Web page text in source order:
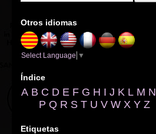
Otros idiomas
Select Language ▼
Índice
A B C D E F G H I J K L M N
P Q R S T U V W X Y Z
Etiquetas